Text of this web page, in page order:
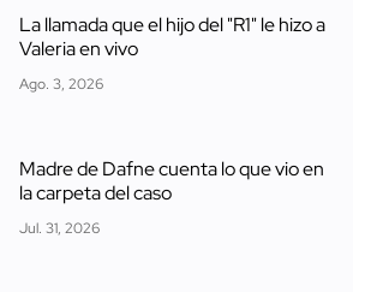
La llamada que el hijo del "R1" le hizo a
Valeria en vivo
Ago. 3, 2026
Madre de Dafne cuenta lo que vio en
la carpeta del caso
Jul. 31, 2026